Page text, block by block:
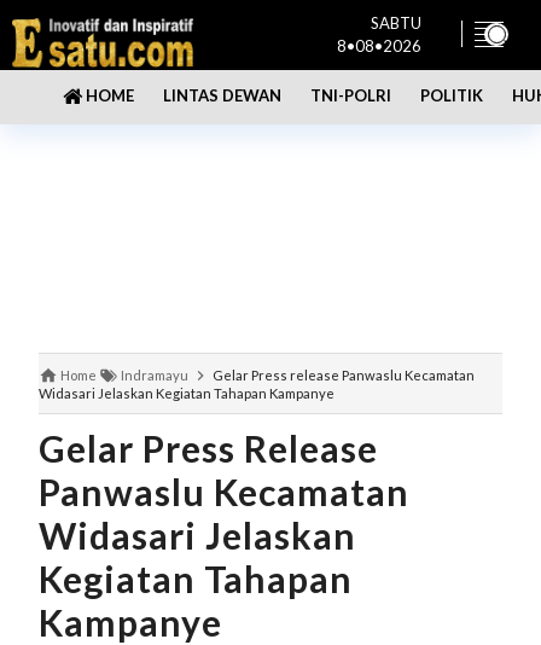
SABTU
8•08•2026
HOME LINTAS DEWAN TNI-POLRI POLITIK
Home Indramayu
Gelar Press release Panwaslu Kecamatan
Widasari Jelaskan Kegiatan Tahapan Kampanye
Gelar Press Release
Panwaslu Kecamatan
Widasari Jelaskan
Kegiatan Tahapan
Kampanye